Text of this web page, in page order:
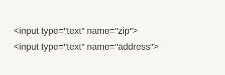
<input type="text" name="zip">
<input type="text" name="address">